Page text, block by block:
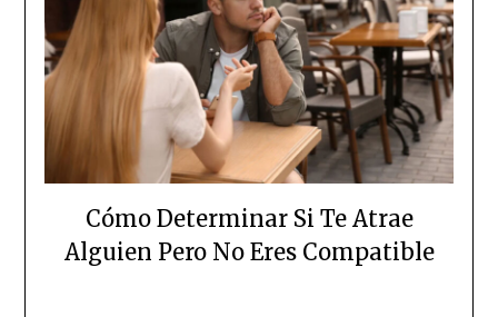
Cómo Determinar Si Te Atrae
Alguien Pero No Eres Compatible